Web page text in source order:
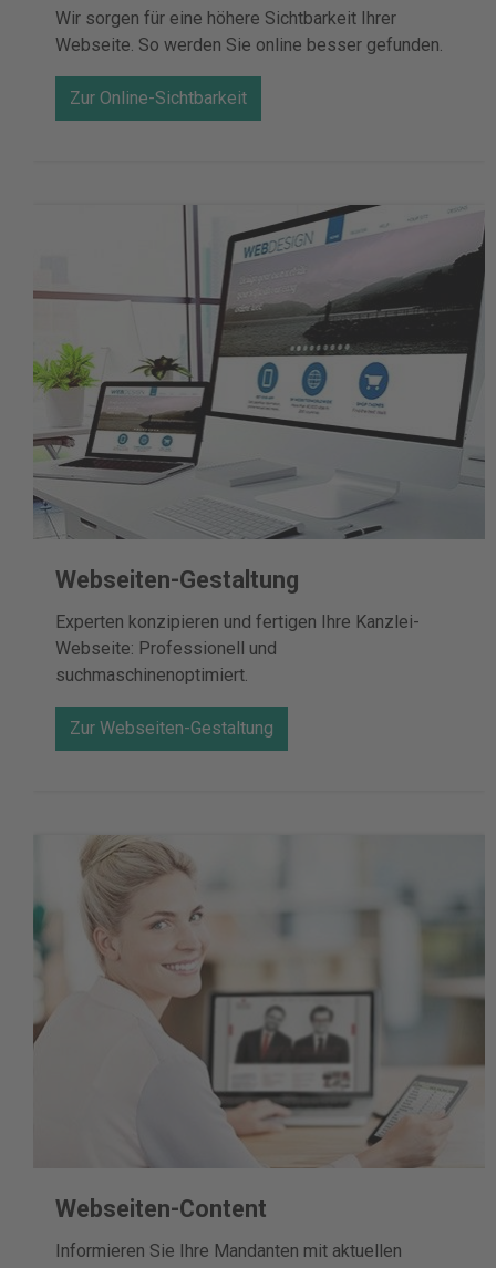
Wir sorgen für eine höhere Sichtbarkeit Ihrer
Webseite. So werden Sie online besser gefunden.
Zur Online-Sichtbarkeit
Webseiten-Gestaltung
Experten konzipieren und fertigen Ihre Kanzlei-
Webseite: Professionell und
suchmaschinenoptimiert.
Zur Webseiten-Gestaltung
Webseiten-Content
Informieren Sie Ihre Mandanten mit aktuellen